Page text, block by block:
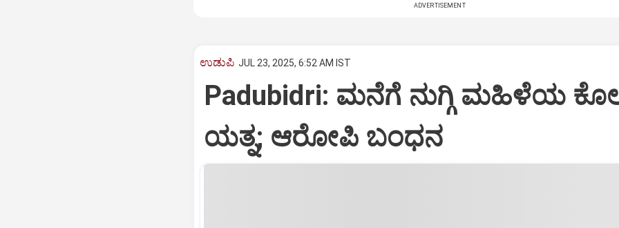
ADVERTISEMENT
ಉಡುಪಿ JUL 23, 2025, 6:52 AM IST
Padubidri: ಮನೆಗೆ ನುಗ್ಗಿ ಮಹಿಳೆಯ
ಯತ್ನ; ಆರೋಪಿ ಬಂಧನ